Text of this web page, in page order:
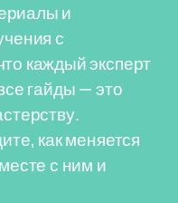
и
с
каждый эксперт
гайды — это
как меняется
с ним и